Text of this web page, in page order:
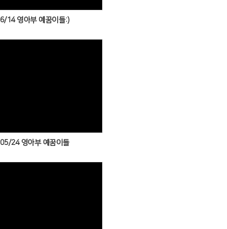
6/14 영아부 예꿈이들:)
05/24 영아부 예꿈이들